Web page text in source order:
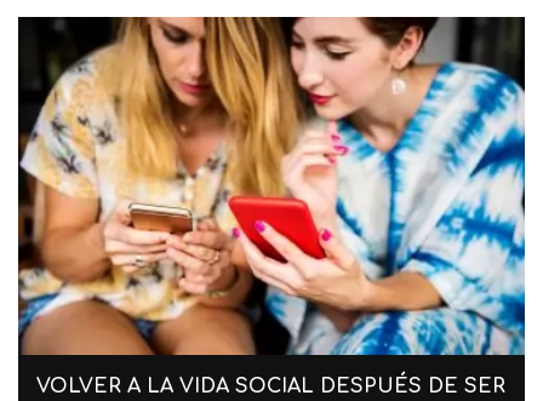
VOLVER A LA VIDA SOCIAL DESPUÉS DE SER